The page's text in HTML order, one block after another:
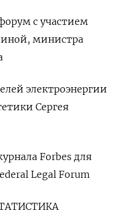
с участием
министра
электроэнергии
Сергея
Forbes для
Legal Forum